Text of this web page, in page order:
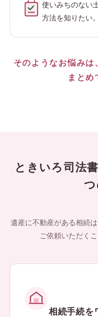
使いみちのない
方法を知りたい。
そのようなお悩み
まとめ
ときいろ司法
遺産に不動産がある相続
ご依頼いただく
相続手続を